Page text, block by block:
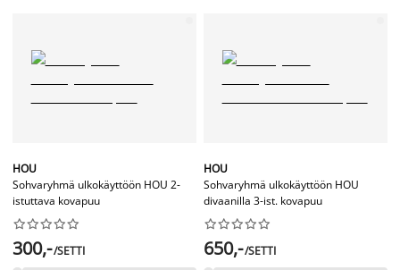
HOU
Sohvaryhmä ulkokäyttöön HOU 2-
istuttava kovapuu






300,-/SETTI
HOU
Sohvaryhmä ulkokäyttöön HOU
divaanilla 3-ist. kovapuu






650,-/SETTI